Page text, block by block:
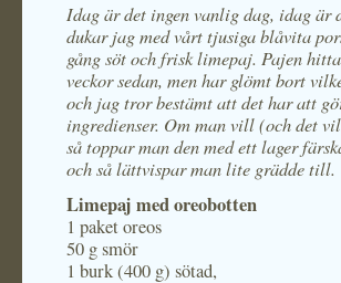
Idag är det ingen vanlig dag, idag är
dukar jag med vårt tjusiga blåvita
gång söt och frisk limepaj. Pajen
veckor sedan, men har glömt bort
och jag tror bestämt att det har att
ingredienser. Om man vill (och det
så toppar man den med ett lager
och så lättvispar man lite grädde till.
Limepaj med oreobotten
1 paket oreos
50 g smör
1 burk (400 g) sötad,